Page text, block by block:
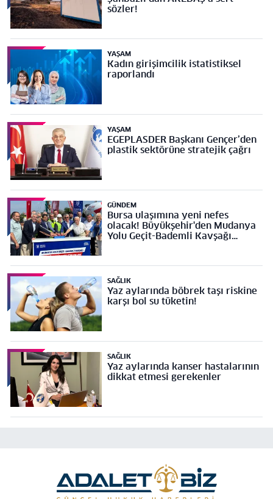
sözler!
YAŞAM
Kadın girişimcilik istatistiksel
raporlandı
YAŞAM
EGEPLASDER Başkanı Gençer’den
plastik sektörüne stratejik çağrı
GÜNDEM
Bursa ulaşımına yeni nefes
olacak! Büyükşehir'den Mudanya
Yolu Geçit-Bademli Kavşağı
SAĞLIK
Yaz aylarında böbrek taşı riskine
karşı bol su tüketin!
SAĞLIK
Yaz aylarında kanser hastalarının
dikkat etmesi gerekenler